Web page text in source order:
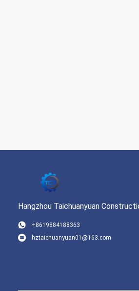
Hangzhou Taichuanyuan
+8619884188363
hztaichuanyuan01@163.com